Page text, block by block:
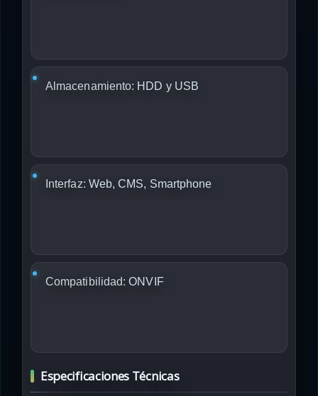
Almacenamiento: HDD y USB
Interfaz: Web, CMS, Smartphone
Compatibilidad: ONVIF
Especificaciones Técnicas